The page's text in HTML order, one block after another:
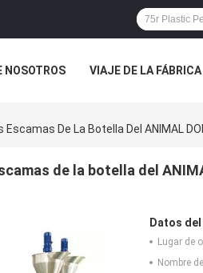
NOSOTROS VIAJE DE LA FÁBRICA
Escamas De La Botella Del ANIMAL
de la botella del
Datos
Lugar de
Nombre